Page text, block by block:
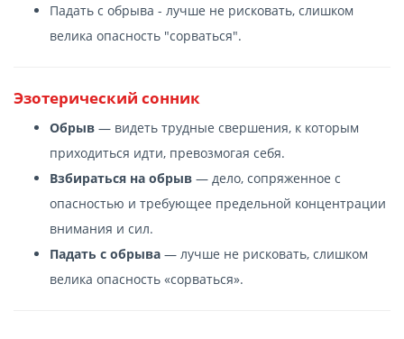
Падать с обрыва - лучше не рисковать, слишком
велика опасность "сорваться".
Эзотерический сонник
Обрыв — видеть трудные свершения, к которым
приходиться идти, превозмогая себя.
Взбираться на обрыв — дело, сопряженное с
опасностью и требующее предельной концентрации
внимания и сил.
Падать с обрыва — лучше не рисковать, слишком
велика опасность «сорваться».